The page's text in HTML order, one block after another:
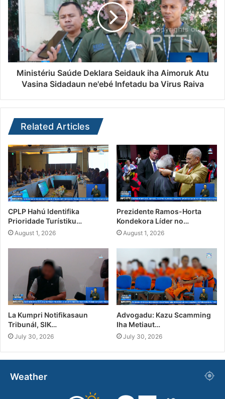
Ministériu Saúde Deklara Seidauk iha Aimoruk Atu
Vasina Sidadaun ne'ebé Infetadu ba Virus Raiva
Related Articles
CPLP Hahú Identifika
Prioridade Turístiku…
August 1, 2026
Prezidente Ramos-Horta
Kondekora Líder no…
August 1, 2026
La Kumpri Notifikasaun
Tribunál, SIK…
July 30, 2026
Advogadu: Kazu Scamming
Iha Metiaut…
July 30, 2026
Weather